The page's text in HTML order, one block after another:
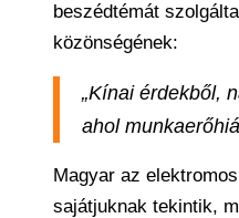
beszédtémát
közönségének:
„Kínai érdekből,
ahol
Magyar az
sajátjuknak tekintik,